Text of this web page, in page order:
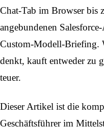
Chat-Tab im Browser bis
angebundenen
Custom-Modell-Briefing.
denkt, kauft entweder zu
teuer.
Dieser Artikel ist die
Geschäftsführer im